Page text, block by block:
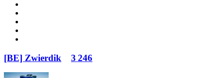
[BE] Zwierdik 3 246